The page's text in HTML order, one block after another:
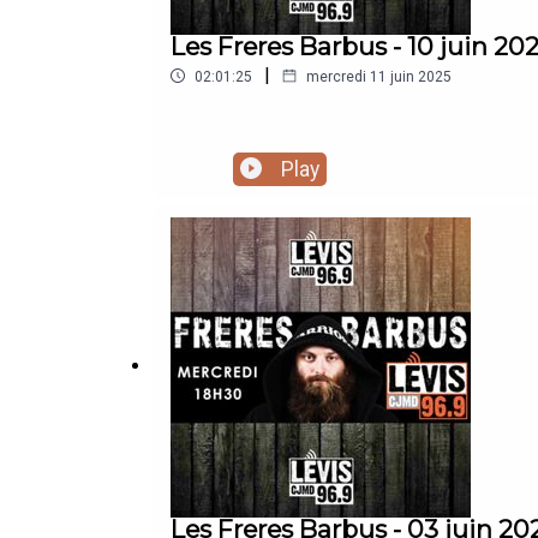
Les Freres Barbus - 10 juin
02:01:25 | mercredi 11 juin 2025
Play
Les Freres Barbus - 03 juin